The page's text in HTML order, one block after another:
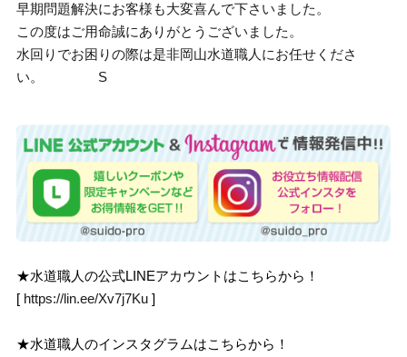
早期問題解決にお客様も大変喜んで下さいました。
この度はご用命誠にありがとうございました。
水回りでお困りの際は是非岡山水道職人にお任せくださ
い。 S
★水道職人の公式LINEアカウントはこちらから！
[ https://lin.ee/Xv7j7Ku ]
★水道職人のインスタグラムはこちらから！